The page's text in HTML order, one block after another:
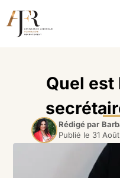
Quel est
Rédigé par
Publié le 31